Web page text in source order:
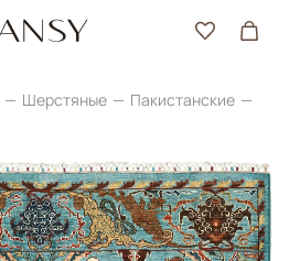
Шерстяные
Пакистанские